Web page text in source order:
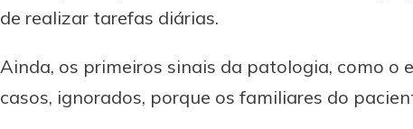
de realizar tarefas diárias.
Ainda, os primeiros sinais da patologia, como o
casos, ignorados, porque os familiares do